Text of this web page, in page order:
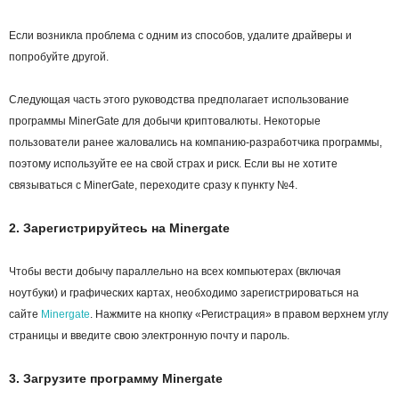
Если возникла проблема с одним из способов, удалите драйверы и
попробуйте другой.
Следующая часть этого руководства предполагает использование
программы MinerGate для добычи криптовалюты. Некоторые
пользователи ранее жаловались на компанию-разработчика программы,
поэтому используйте ее на свой страх и риск. Если вы не хотите
связываться с MinerGate, переходите сразу к пункту №4.
2. Зарегистрируйтесь на Minergate
Чтобы вести добычу параллельно на всех компьютерах (включая
ноутбуки) и графических картах, необходимо зарегистрироваться на
сайте Minergate . Нажмите на кнопку «Регистрация» в правом верхнем углу
страницы и введите свою электронную почту и пароль.
3. Загрузите программу Minergate